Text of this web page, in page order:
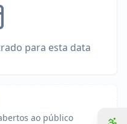
para esta data
ao público